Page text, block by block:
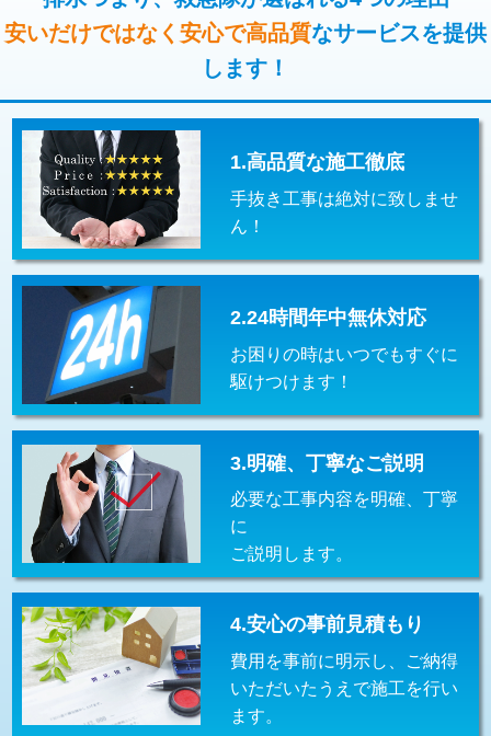
追加人工 16,500円
止水・漏水調査・防水処理・清掃・修
理・調整・分解・加工など（中作業）
22,000円
止水・漏水調査・防水処理・清掃・修
理・調整・分解・加工など（重作業）
33,000円
その他部品の脱着 8,800円～
交換・取付（タンク） 22,000円+材料費
交換・取付(単水栓（壁付・デッキ
式）)
13,200円+材料費
交換・取付(混合水栓（壁付・デッキ
式・ワンホール）)
16,500円+材料費
交換・取付(排水栓・排水トラップ
（P/S/ポップアップ））
22,000円+材料費
交換・取付（その他部品） 11,000円+材料費
持込商品取付（単水栓） 13,200円
持込商品取付（混合水栓） 16,500円
持込商品取付（浄水器・分岐水栓） 16,500円
給水管工事※（ホール加工) 16,500円
給水管工事※（バンド止め) 3,300円
給水管工事※（支持金具設置)
安いだけではなく安心で高品質なサービスを提供
します！
1.高品質な施工徹底
手抜き工事は絶対に致しませ
ん！
2.24時間年中無休対応
お困りの時はいつでもすぐに
駆けつけます！
3.明確、丁寧なご説明
必要な工事内容を明確、丁寧
に
ご説明します。
4.安心の事前見積もり
費用を事前に明示し、ご納得
いただいたうえで施工を行い
ます。